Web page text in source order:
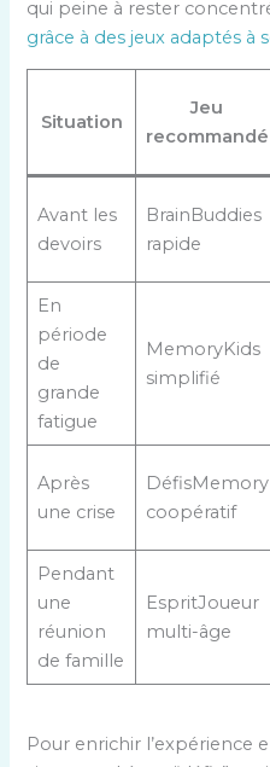
qui peine à rester
grâce à des jeux adaptés à
Situation
Jeu
recommandé
Avant les
devoirs
BrainBuddies
rapide
En
période
de
grande
fatigue
MemoryKids
simplifié
Après
une crise
DéfisMemory
coopératif
Pendant
une
réunion
de famille
EspritJoueur
multi-âge
Pour enrichir l’expérience